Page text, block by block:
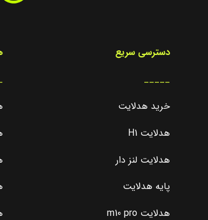
دسترسی سریع
_____
خرید هدلایت
هدلایت H1
هدلایت لنز دار
پایه هدلایت
هدلایت m10 pro